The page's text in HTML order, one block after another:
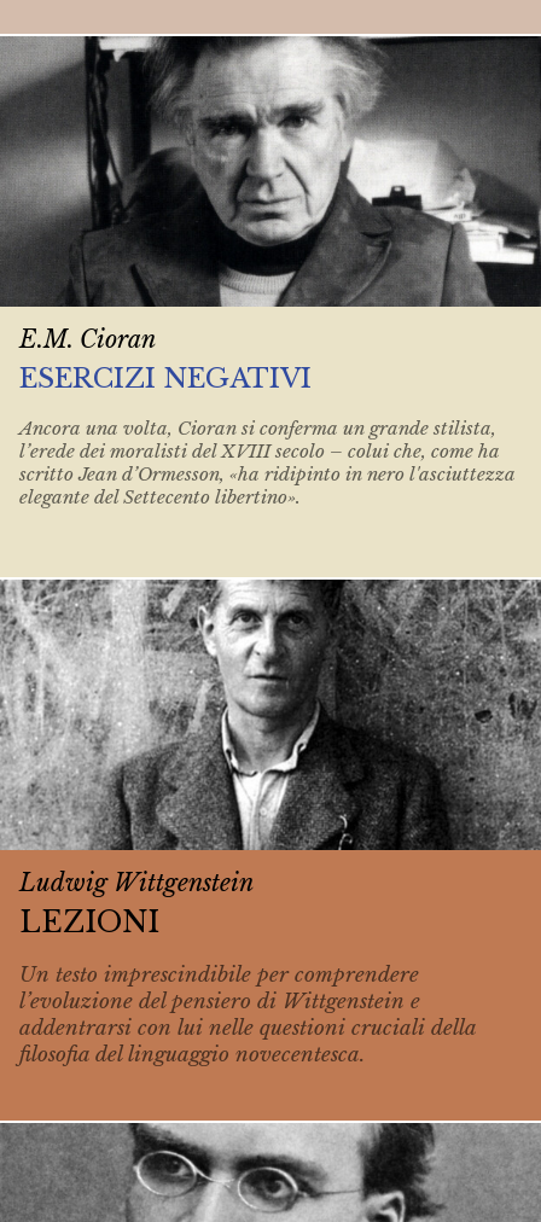
E.M. Cioran
ESERCIZI NEGATIVI
Ancora una volta, Cioran si conferma un grande stilista,
l’erede dei moralisti del XVIII secolo – colui che, come ha
scritto Jean d’Ormesson, «ha ridipinto in nero l'asciuttezza
elegante del Settecento libertino».
Ludwig Wittgenstein
LEZIONI
Un testo imprescindibile per comprendere
l’evoluzione del pensiero di Wittgenstein e
addentrarsi con lui nelle questioni cruciali della
filosofia del linguaggio novecentesca.